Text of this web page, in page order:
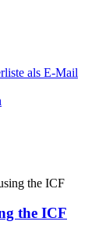
als E-Mail
the ICF